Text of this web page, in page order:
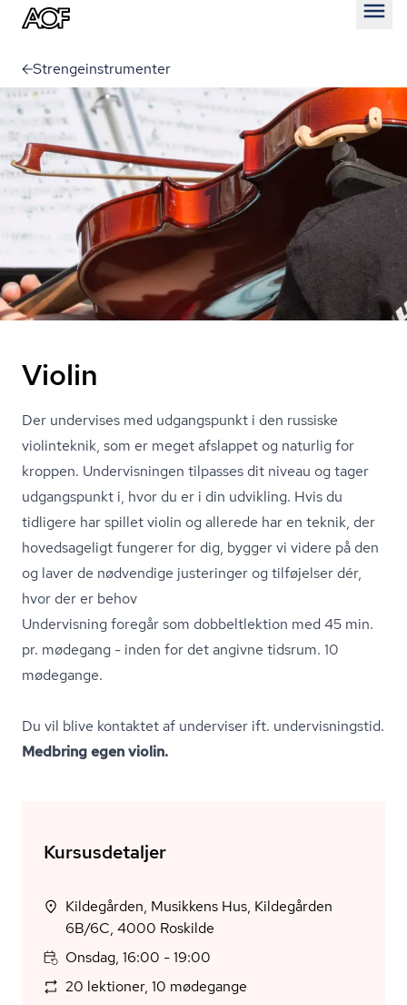
Strengeinstrumenter
Violin
Der undervises med udgangspunkt i den russiske
violinteknik, som er meget afslappet og naturlig for
kroppen. Undervisningen tilpasses dit niveau og tager
udgangspunkt i, hvor du er i din udvikling. Hvis du
tidligere har spillet violin og allerede har en teknik, der
hovedsageligt fungerer for dig, bygger vi videre på den
og laver de nødvendige justeringer og tilføjelser dér,
hvor der er behov
Undervisning foregår som dobbeltlektion med 45 min.
pr. mødegang - inden for det angivne tidsrum. 10
mødegange.
Du vil blive kontaktet af underviser ift. un­der­vis­nings­tid.
Medbring egen violin.
Kursusdetaljer
Kildegården, Musikkens Hus, Kildegården
6B/6C, 4000 Roskilde
Onsdag, 16:00 - 19:00
20 lektioner, 10 mødegange